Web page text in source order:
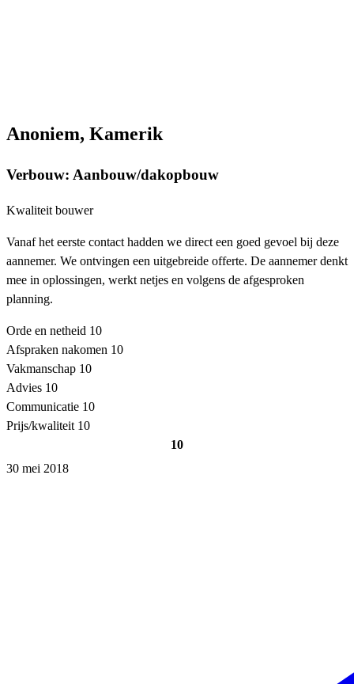
Anoniem, Kamerik
Verbouw: Aanbouw/dakopbouw
Kwaliteit bouwer
Vanaf het eerste contact hadden we direct een goed gevoel bij deze
aannemer. We ontvingen een uitgebreide offerte. De aannemer denkt
mee in oplossingen, werkt netjes en volgens de afgesproken
planning.
Orde en netheid 10
Afspraken nakomen 10
Vakmanschap 10
Advies 10
Communicatie 10
Prijs/kwaliteit 10
10
30 mei 2018